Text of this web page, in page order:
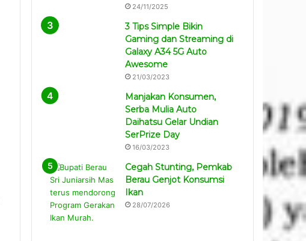
24/11/2025
3 Tips Simple Bikin
Gaming dan Streaming di
Galaxy A34 5G Auto
Awesome
21/03/2023
Manjakan Konsumen,
Serba Mulia Auto
Daihatsu Gelar Undian
SerPrize Day
16/03/2023
Cegah Stunting, Pemkab
Berau Genjot Konsumsi
Ikan
28/07/2026